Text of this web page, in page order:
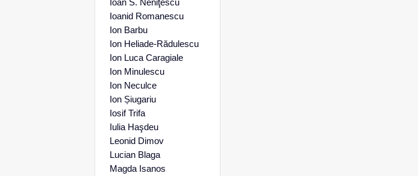
Ioan S. Neniţescu
Ioanid Romanescu
Ion Barbu
Ion Heliade-Rădulescu
Ion Luca Caragiale
Ion Minulescu
Ion Neculce
Ion Șiugariu
Iosif Trifa
Iulia Haşdeu
Leonid Dimov
Lucian Blaga
Magda Isanos